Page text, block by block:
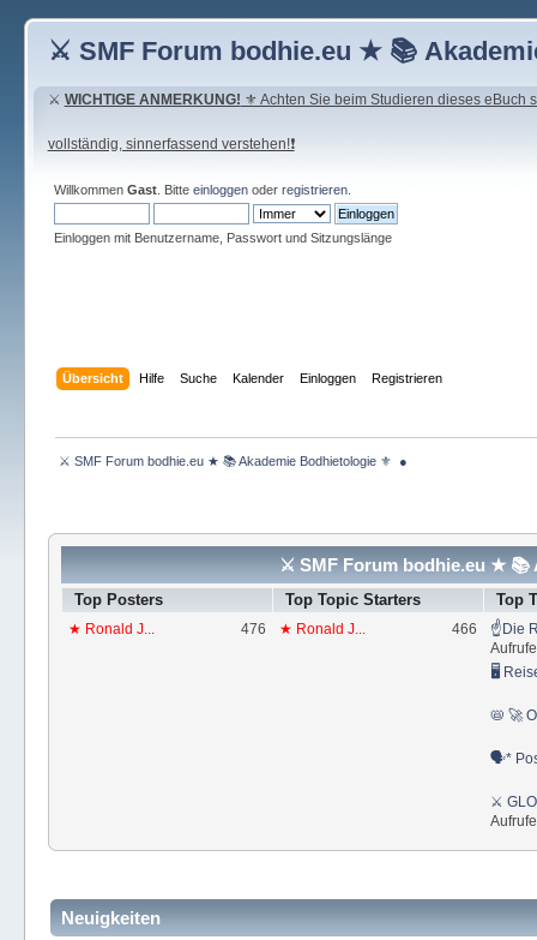
⚔ SMF Forum bodhie.eu ★ 📚
⚔ WICHTIGE ANMERKUNG! ⚜ Achten Sie beim Studieren dieses eBuch
vollständig, sinnerfassend verstehen!❗
Willkommen Gast. Bitte einloggenoder registrieren.
Einloggen mit Benutzername, Passwort und Sitzungslänge
Übersicht Hilfe Suche Kalender Einloggen Registrieren
⚔ SMF Forum bodhie.eu ★ 📚 Akademie Bodhietologie ⚜  ●
⚔ SMF Forum bodhie.eu ★ 📚
Top Posters Top Topic Starters Top
★ Ronald J... 476 ★ Ronald J... 466
☝Die
Aufrufe
🖥
📛 🚀
🗣*
⚔
Aufrufe
Neuigkeiten